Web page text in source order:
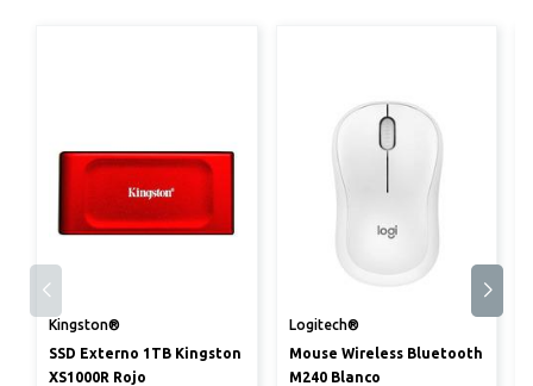
Kingston®
SSD Externo 1TB Kingston
XS1000R Rojo
Logitech®
Mouse Wireless Bluetooth
M240 Blanco